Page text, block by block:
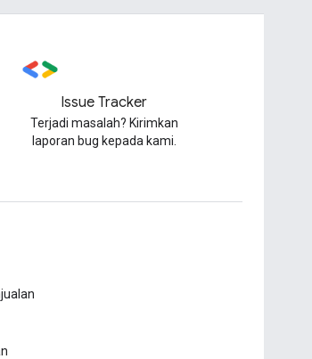
Issue Tracker
Terjadi masalah? Kirimkan
laporan bug kepada kami.